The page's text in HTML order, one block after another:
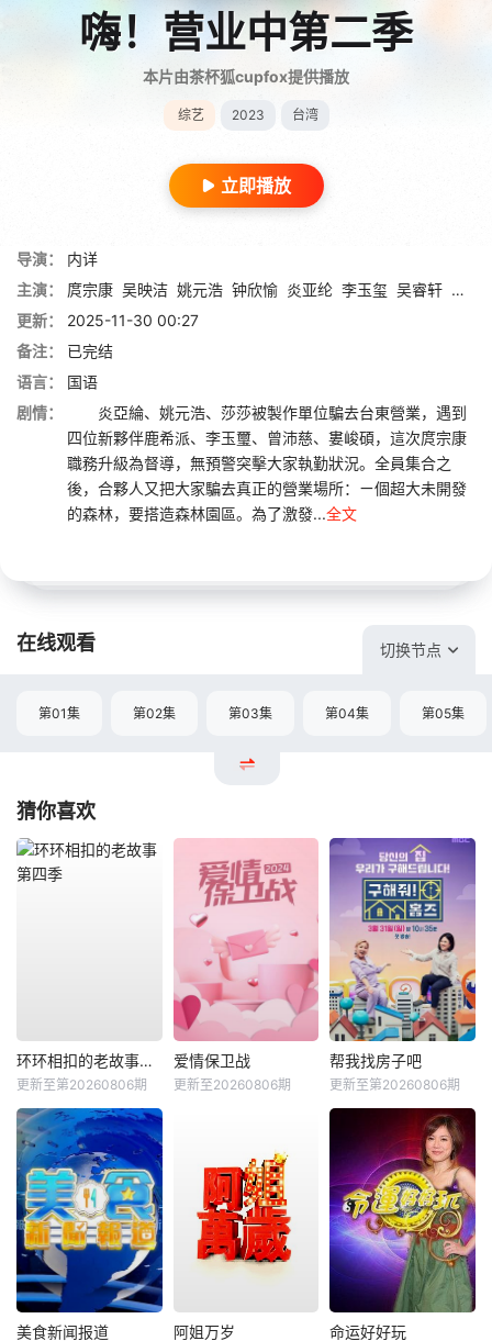
嗨！营业中第二季
本片由茶杯狐cupfox提供播放
综艺 2023 台湾
立即播放
导演：
内详
主演：
庹宗康 吴映洁 姚元浩 钟欣愉 炎亚纶 李玉玺 吴睿轩 曾沛
更新：
2025-11-30 00:27
备注：
已完结
语言：
国语
剧情：
炎亞綸、姚元浩、莎莎被製作單位騙去台東營業，遇到
四位新夥伴鹿希派、李玉璽、曾沛慈、婁峻碩，這次庹宗康
職務升級為督導，無預警突擊大家執勤狀況。全員集合之
後，合夥人又把大家騙去真正的營業場所：ㄧ個超大未開發
的森林，要搭造森林園區。為了激發...全文
在线观看 切换节点
第01集 第02集 第03集 第04集 第05集
猜你喜欢
环环相扣的老故事第四季
更新至第20260806期
爱情保卫战
更新至20260806期
帮我找房子吧
更新至第20260806期
美食新闻报道 阿姐万岁 命运好好玩